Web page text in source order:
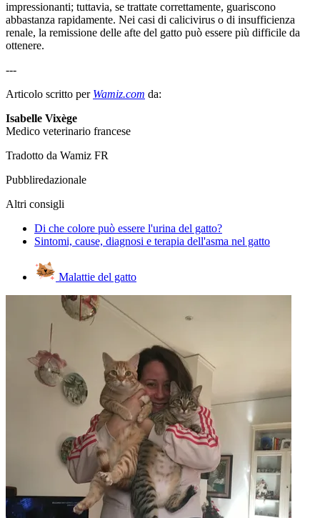
impressionanti; tuttavia, se trattate correttamente, guariscono
abbastanza rapidamente. Nei casi di calicivirus o di insufficienza
renale, la remissione delle afte del gatto può essere più difficile da
ottenere.
---
Articolo scritto per Wamiz.com da:
Isabelle Vixège
Medico veterinario francese
Tradotto da Wamiz FR
Pubbliredazionale
Altri consigli
Di che colore può essere l'urina del gatto?
Sintomi, cause, diagnosi e terapia dell'asma nel gatto
Malattie del gatto